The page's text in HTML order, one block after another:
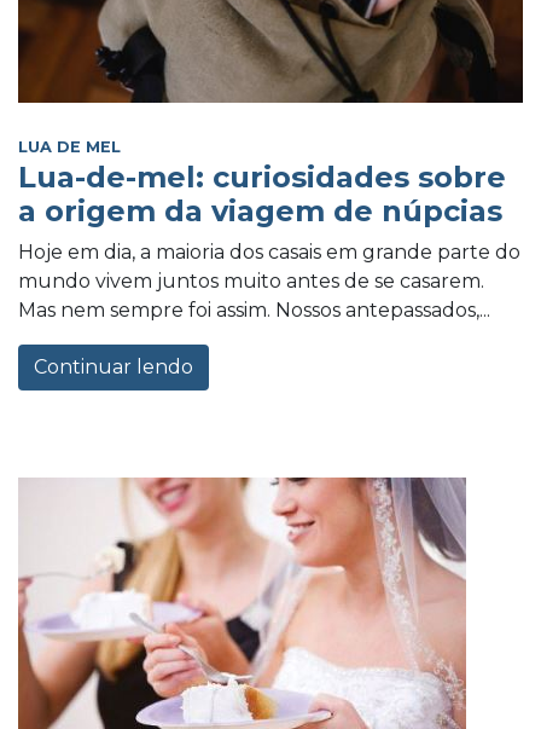
LUA DE MEL
Lua-de-mel: curiosidades sobre
a origem da viagem de núpcias
Hoje em dia, a maioria dos casais em grande parte do
mundo vivem juntos muito antes de se casarem.
Mas nem sempre foi assim. Nossos antepassados,...
Continuar lendo